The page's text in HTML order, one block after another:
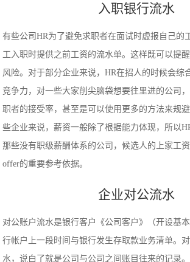
入职银行流水
有些公司HR为了避免求职者在面试时虚报自己的
工入职时提供之前工资的流水单。这样既可以提
风险。对于部分企业来说，HR在招人的时候会综
竞争力，对一些大家削尖脑袋想要往里进的公司
职者的接受率，甚至是可以使用更多的方法来规
些企业来说，薪资一般除了根据能力体现，所以
那些没有职级薪酬体系的公司，候选人的上家工
offer的重要参考依据。
企业对公流水
对公账户流水是银行客户《公司客户》（开设基
行帐户上一段时间与银行发生存取款业务清单。
水，说白了就是公司与公司之间账目往来的记录